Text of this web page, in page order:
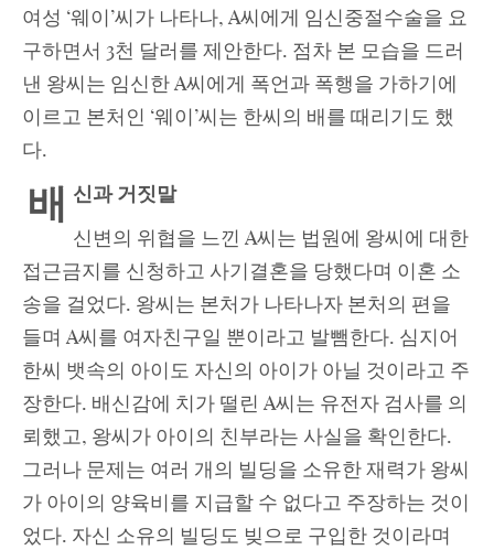
여성 ‘웨이’씨가 나타나, A씨에게 임신중절수술을 요
구하면서 3천 달러를 제안한다. 점차 본 모습을 드러
낸 왕씨는 임신한 A씨에게 폭언과 폭행을 가하기에
이르고 본처인 ‘웨이’씨는 한씨의 배를 때리기도 했
다.
배 신과 거짓말
신변의 위협을 느낀 A씨는 법원에 왕씨에 대한
접근금지를 신청하고 사기결혼을 당했다며 이혼 소
송을 걸었다. 왕씨는 본처가 나타나자 본처의 편을
들며 A씨를 여자친구일 뿐이라고 발뺌한다. 심지어
한씨 뱃속의 아이도 자신의 아이가 아닐 것이라고 주
장한다. 배신감에 치가 떨린 A씨는 유전자 검사를 의
뢰했고, 왕씨가 아이의 친부라는 사실을 확인한다.
그러나 문제는 여러 개의 빌딩을 소유한 재력가 왕씨
가 아이의 양육비를 지급할 수 없다고 주장하는 것이
었다. 자신 소유의 빌딩도 빚으로 구입한 것이라며